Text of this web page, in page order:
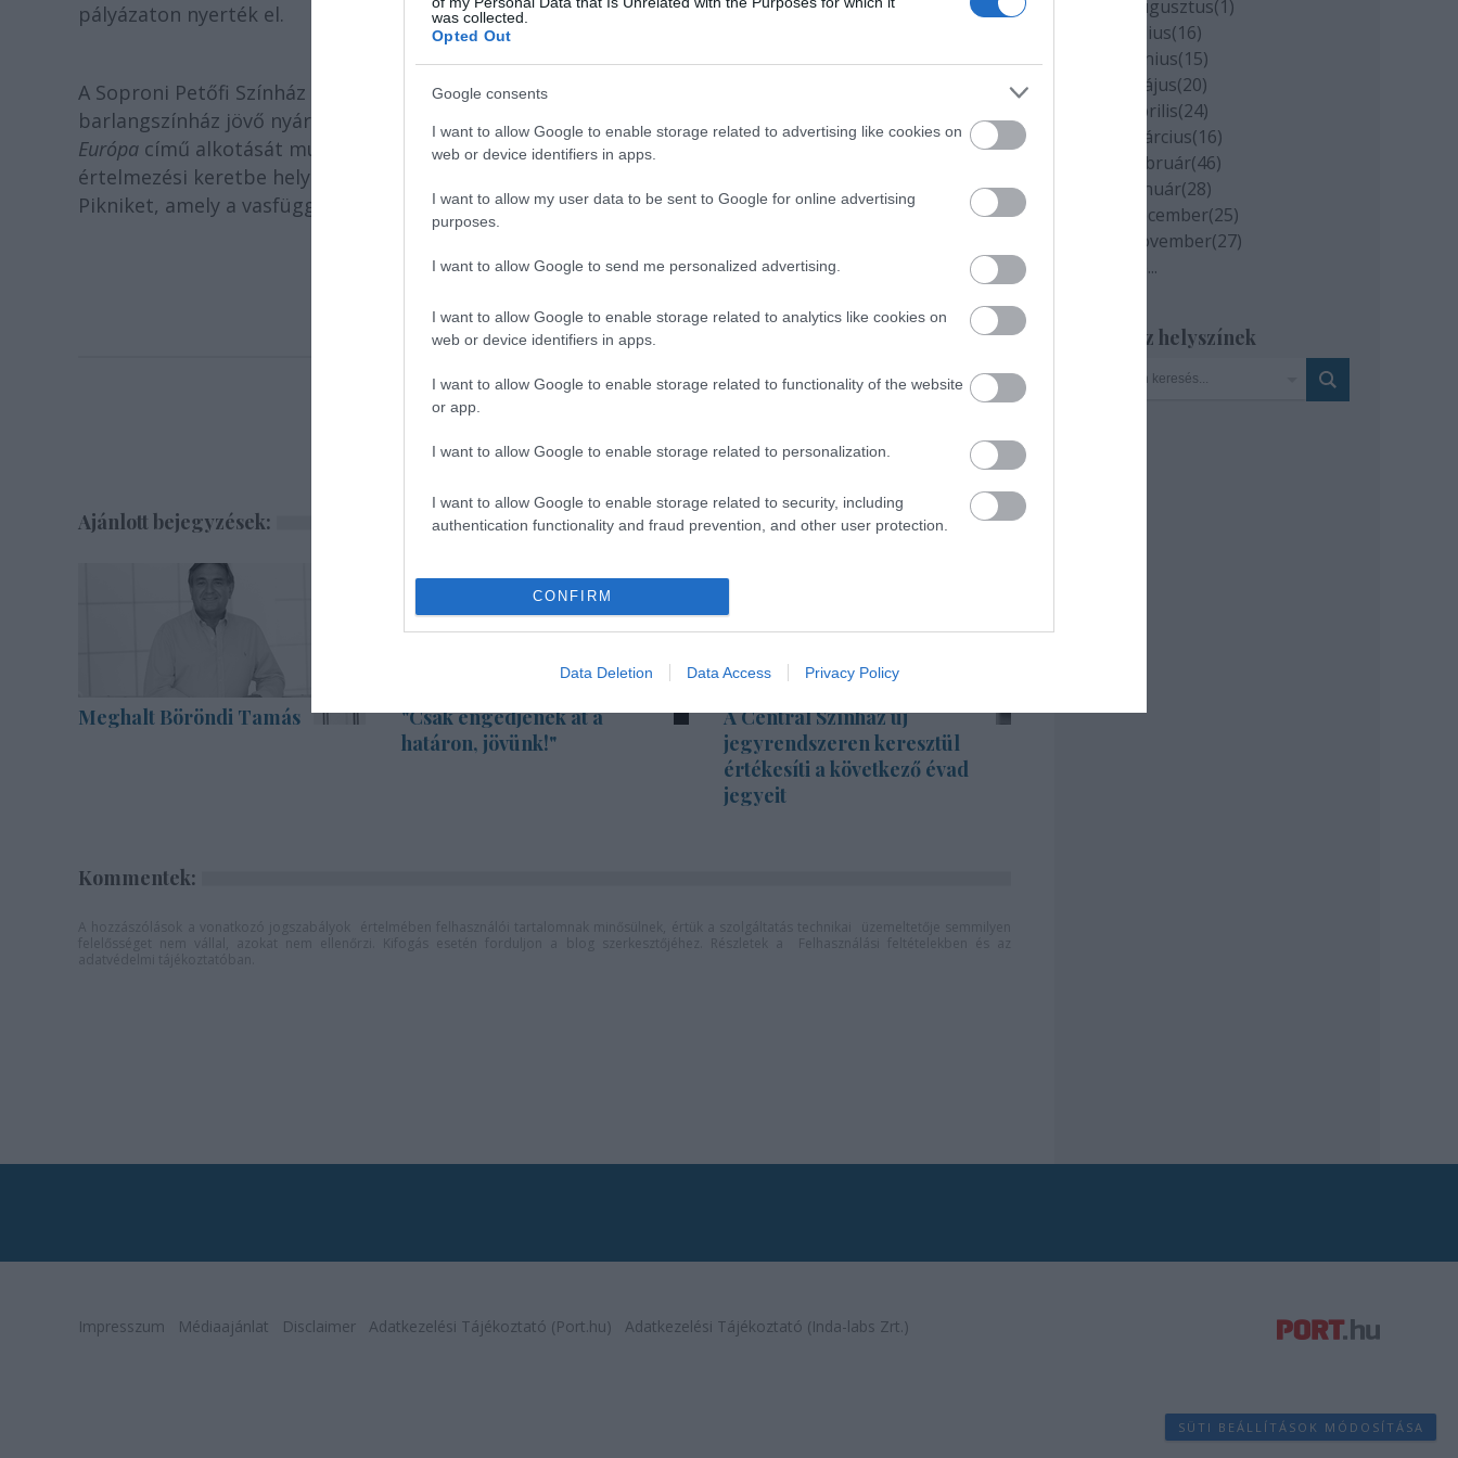
was collected.
Opted Out
Google consents
I want to allow Google to enable storage related to advertising like cookies on
web or device identifiers in apps.
I want to allow my user data to be sent to Google for online advertising
purposes.
I want to allow Google to send me personalized advertising.
I want to allow Google to enable storage related to analytics like cookies on
web or device identifiers in apps.
I want to allow Google to enable storage related to functionality of the website
or app.
I want to allow Google to enable storage related to personalization.
I want to allow Google to enable storage related to security, including
authentication functionality and fraud prevention, and other user protection.
CONFIRM
Data Deletion Data Access Privacy Policy
pályázaton nyerték el.
A Soproni Petőfi Színház korábban az MTI-vel azt közölte, hogy a társulat már készül a
barlangszínház jövő nyári megnyitójára, amelyenDemcsák Ottó rendező-koreográfus
Végtelen
Európa című alkotását mutatják be. A produkcióban a huszonötödik évforduló alkalmából új
értelmezési keretbe helyezik a magyar-osztrák határon, Sopron mellett rendezett Páneurópai
Pikniket, amely a vasfüggöny lebontásának egyik emblematikus pillanata volt.
Forrás: MTI
Ajánlott bejegyzések:
Meghalt Böröndi Tamás
"Csak engedjenek át a
határon, jövünk!"
A Centrál Színház új
jegyrendszeren keresztül
értékesíti a következő évad
jegyeit
Kommentek:
2020 augusztus(1)
2020 július(16)
2020 június(15)
2020 május(20)
2020 április(24)
2020 március(16)
2020 február(46)
2020 január(28)
2019 december(25)
2019 november(27)
...
Szinház helyszínek
Impresszum Médiaajánlat Disclaimer Adatkezelési Tájékoztató (Port.hu) Adatkezelési Tájékoztató (Inda-labs Zrt.)
SÜTI BEÁLLÍTÁSOK MÓDOSÍTÁSA